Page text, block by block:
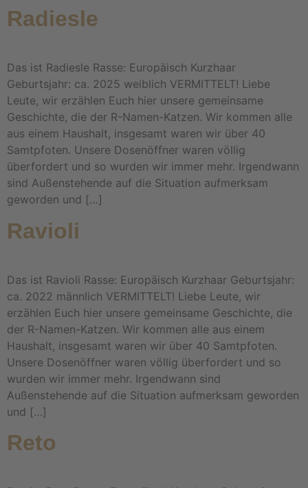
Radiesle
Das ist Radiesle Rasse: Europäisch Kurzhaar
Geburtsjahr: ca. 2025 weiblich VERMITTELT! Liebe
Leute, wir erzählen Euch hier unsere gemeinsame
Geschichte, die der R-Namen-Katzen. Wir kommen alle
aus einem Haushalt, insgesamt waren wir über 40
Samtpfoten. Unsere Dosenöffner waren völlig
überfordert und so wurden wir immer mehr. Irgendwann
sind Außenstehende auf die Situation aufmerksam
geworden und […]
Ravioli
Das ist Ravioli Rasse: Europäisch Kurzhaar Geburtsjahr:
ca. 2022 männlich VERMITTELT! Liebe Leute, wir
erzählen Euch hier unsere gemeinsame Geschichte, die
der R-Namen-Katzen. Wir kommen alle aus einem
Haushalt, insgesamt waren wir über 40 Samtpfoten.
Unsere Dosenöffner waren völlig überfordert und so
wurden wir immer mehr. Irgendwann sind
Außenstehende auf die Situation aufmerksam geworden
und […]
Reto